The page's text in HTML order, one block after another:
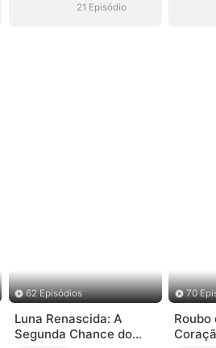
21 Episódio
62 Episódios
Luna Renascida: A
Segunda Chance do
70
Roubo